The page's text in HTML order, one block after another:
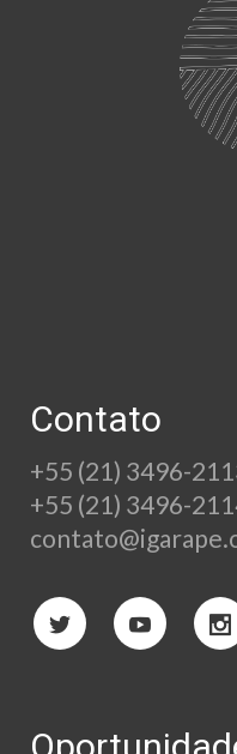
Contato
+55 (21) 3496-
+55 (21) 3496-